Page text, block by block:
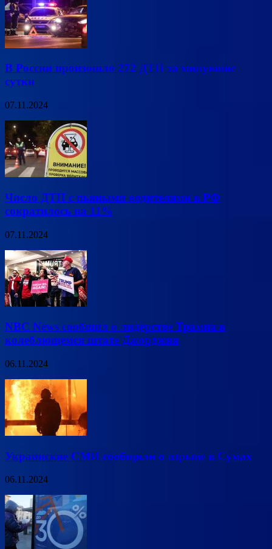
В России произошло 272 ДТП за минувшие
сутки
07.11.2024
Число ДТП с пьяными водителями в РФ
сократилось на 11%
07.11.2024
NBC News сообщил о лидерстве Трампа в
колеблющемся штате Джорджия
06.11.2024
Украинские СМИ сообщили о взрыве в Сумах
06.11.2024